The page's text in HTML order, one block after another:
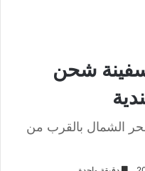
سفينة شحن
الشمال بالقرب من